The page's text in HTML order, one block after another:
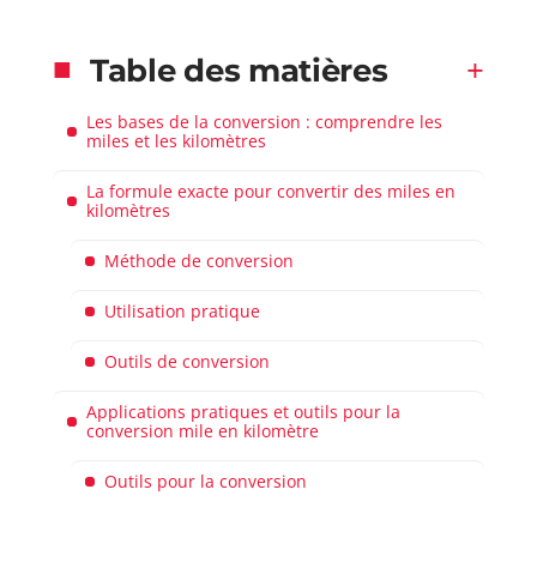
Table des matières
Les bases de la conversion : comprendre les
miles et les kilomètres
La formule exacte pour convertir des miles en
kilomètres
Méthode de conversion
Utilisation pratique
Outils de conversion
Applications pratiques et outils pour la
conversion mile en kilomètre
Outils pour la conversion